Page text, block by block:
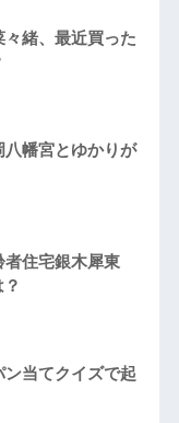
緒、最近買った
八幡宮とゆかりが
者住宅銀木犀東
当てクイズで起